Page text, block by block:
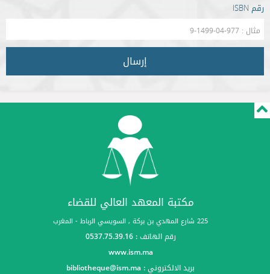
رقم ISBN
إرسال
رقم الهاتف : 0537.75.39.16
www.ism.ma
بريد الالكتروني : bibliotheque@ism.ma
مكتبة المعهد العالي للقضاء
225 شارع المهدي بن بركة , السويسي الرباط - المغرب